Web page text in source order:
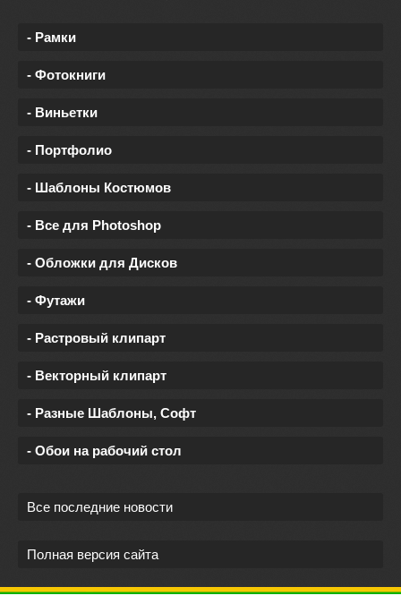
- Рамки
- Фотокниги
- Виньетки
- Портфолио
- Шаблоны Костюмов
- Все для Photoshop
- Обложки для Дисков
- Футажи
- Растровый клипарт
- Векторный клипарт
- Разные Шаблоны, Софт
- Обои на рабочий стол
Все последние новости
Полная версия сайта